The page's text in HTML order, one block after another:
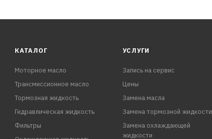
КАТАЛОГ
Моторное масло
Трансмиссионное масло
Тормозная жидкость
Гидравлическая жидкость
Фильтры
УСЛУГИ
Запись на сервис
Цены
Замена масла
Замена тормозной жидкости
Замена охлаждающей
жидкости